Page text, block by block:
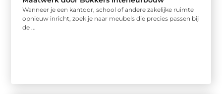
Wanneer je een kantoor, school of andere zakelijke ruimte
opnieuw inricht, zoek je naar meubels die precies passen bij
de ...